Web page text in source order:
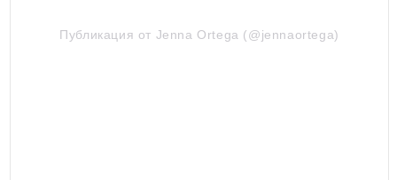
Публикация от Jenna Ortega (@jennaortega)